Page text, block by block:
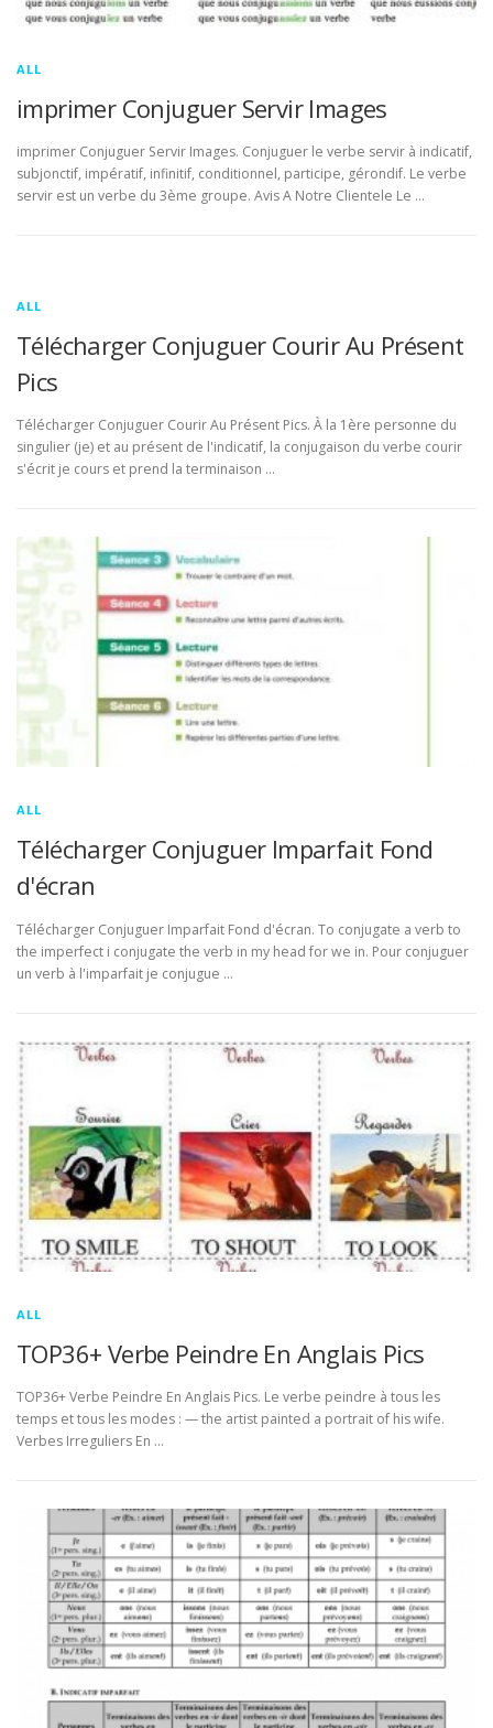
ALL
imprimer Conjuguer Servir Images
imprimer Conjuguer Servir Images. Conjuguer le verbe servir à indicatif,
subjonctif, impératif, infinitif, conditionnel, participe, gérondif. Le verbe
servir est un verbe du 3ème groupe. Avis A Notre Clientele Le …
ALL
Télécharger Conjuguer Courir Au Présent
Pics
Télécharger Conjuguer Courir Au Présent Pics. À la 1ère personne du
singulier (je) et au présent de l'indicatif, la conjugaison du verbe courir
s'écrit je cours et prend la terminaison …
ALL
Télécharger Conjuguer Imparfait Fond
d'écran
Télécharger Conjuguer Imparfait Fond d'écran. To conjugate a verb to
the imperfect i conjugate the verb in my head for we in. Pour conjuguer
un verb à l'imparfait je conjugue …
ALL
TOP36+ Verbe Peindre En Anglais Pics
TOP36+ Verbe Peindre En Anglais Pics. Le verbe peindre à tous les
temps et tous les modes : — the artist painted a portrait of his wife.
Verbes Irreguliers En …